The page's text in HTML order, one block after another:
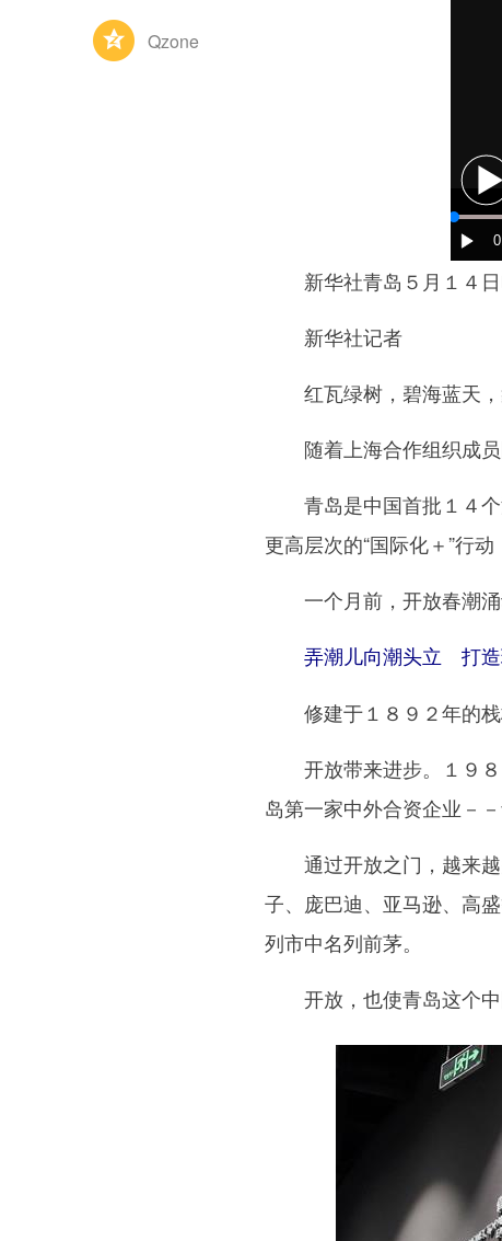
Qzone
新华社青岛５月１４日
新华社记者
红瓦绿树，碧海蓝天，
随着上海合作组织成员
青岛是中国首批１４个
更高层次的“国际化＋”行
一个月前，开放春潮涌
弄潮儿向潮头立 打造
修建于１８９２年的栈
开放带来进步。１９８
岛第一家中外合资企业－
通过开放之门，越来越
子、庞巴迪、亚马逊、高
列市中名列前茅。
开放，也使青岛这个中